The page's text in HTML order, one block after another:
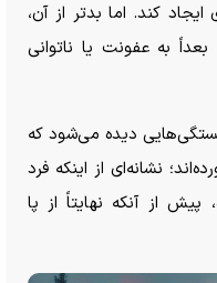
کند. اما بدتر از آن،
به عفونت یا ناتوانی
دیده می‌شود که
نشانه‌ای از اینکه فرد
پیش از آنکه نهایتاً از پا